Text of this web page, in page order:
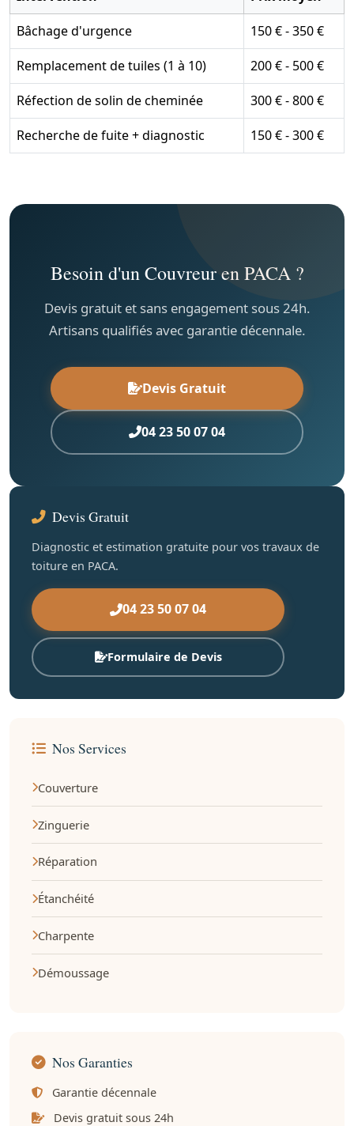
Bâchage d'urgence
150 € - 350 €
Remplacement de tuiles (1 à 10)
200 € - 500 €
Réfection de solin de cheminée
300 € - 800 €
Recherche de fuite + diagnostic
150 € - 300 €
Besoin d'un Couvreur en PACA ?
Devis gratuit et sans engagement sous 24h.
Artisans qualifiés avec garantie décennale.
Devis Gratuit
04 23 50 07 04
Devis Gratuit
Diagnostic et estimation gratuite pour vos travaux de
toiture en PACA.
04 23 50 07 04
Formulaire de Devis
Nos Services
Couverture
Zinguerie
Réparation
Étanchéité
Charpente
Démoussage
Nos Garanties
Garantie décennale
Devis gratuit sous 24h